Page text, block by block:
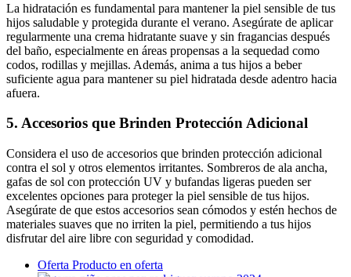
La hidratación es fundamental para mantener la piel sensible de tus
hijos saludable y protegida durante el verano. Asegúrate de aplicar
regularmente una crema hidratante suave y sin fragancias después
del baño, especialmente en áreas propensas a la sequedad como
codos, rodillas y mejillas. Además, anima a tus hijos a beber
suficiente agua para mantener su piel hidratada desde adentro hacia
afuera.
5. Accesorios que Brinden Protección Adicional
Considera el uso de accesorios que brinden protección adicional
contra el sol y otros elementos irritantes. Sombreros de ala ancha,
gafas de sol con protección UV y bufandas ligeras pueden ser
excelentes opciones para proteger la piel sensible de tus hijos.
Asegúrate de que estos accesorios sean cómodos y estén hechos de
materiales suaves que no irriten la piel, permitiendo a tus hijos
disfrutar del aire libre con seguridad y comodidad.
Oferta Producto en oferta